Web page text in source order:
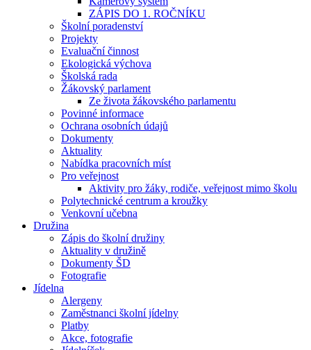
ZÁPIS DO 1. ROČNÍKU
Školní poradenství
Projekty
Evaluační činnost
Ekologická výchova
Školská rada
Žákovský parlament
Ze života žákovského parlamentu
Povinné informace
Ochrana osobních údajů
Dokumenty
Aktuality
Nabídka pracovních míst
Pro veřejnost
Aktivity pro žáky, rodiče, veřejnost mimo školu
Polytechnické centrum a kroužky
Venkovní učebna
Družina
Zápis do školní družiny
Aktuality v družině
Dokumenty ŠD
Fotografie
Jídelna
Alergeny
Zaměstnanci školní jídelny
Platby
Akce, fotografie